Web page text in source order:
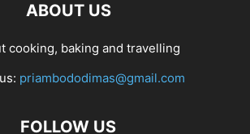
ABOUT US
cooking, baking and travelling
priambododimas@gmail.com
FOLLOW US